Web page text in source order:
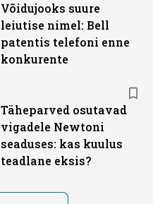
Võidujooks suure
leiutise nimel: Bell
patentis telefoni enne
konkurente
Täheparved osutavad
vigadele Newtoni
seaduses: kas kuulus
teadlane eksis?